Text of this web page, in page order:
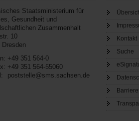
Staatsministerium für
Gesundheit und
Zusammenhalt
10
Dresden
+49 351 564-0
+49 351 564-55060
poststelle@sms.sachsen.de
Kontakt
Suche